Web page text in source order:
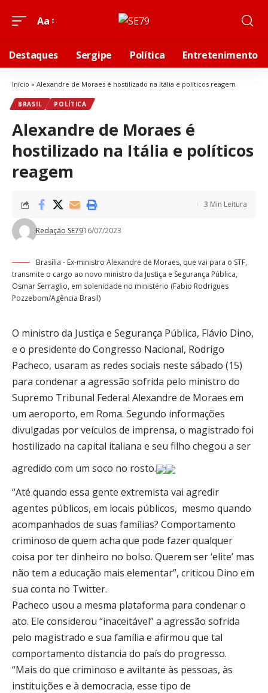
Aa
Destaques Sergipe Política Entretenimento
Início » Alexandre de Moraes é hostilizado na Itália e políticos reagem
BRASIL POLÍTICA
Alexandre de Moraes é
hostilizado na Itália e políticos
reagem
Redação SE7916/07/2023
3 Min Leitura
Brasília - Ex-ministro Alexandre de Moraes, que vai para o STF,
transmite o cargo ao novo ministro da Justiça e Segurança Pública,
Osmar Serraglio, em solenidade no ministério (Fabio Rodrigues
Pozzebom/Agência Brasil)
O ministro da Justiça e Segurança Pública, Flávio Dino,
e o presidente do Congresso Nacional, Rodrigo
Pacheco, usaram as redes sociais neste sábado (15)
para condenar a agressão sofrida pelo ministro do
Supremo Tribunal Federal Alexandre de Moraes em
um aeroporto, em Roma. Segundo informações
divulgadas por veículos de imprensa, o magistrado foi
hostilizado na capital italiana e seu filho chegou a ser
agredido com um soco no rosto.
“Até quando essa gente extremista vai agredir
agentes públicos, em locais públicos, mesmo quando
acompanhados de suas famílias? Comportamento
criminoso de quem acha que pode fazer qualquer
coisa por ter dinheiro no bolso. Querem ser ‘elite’ mas
não tem a educação mais elementar”, criticou Dino em
sua conta no Twitter.
Pacheco usou a mesma plataforma para condenar o
ato. Ele considerou “inaceitável” a agressão sofrida
pelo magistrado e sua família e afirmou que tal
comportamento distancia do país do progresso.
“Mais do que criminoso e aviltante às pessoas, às
instituições e à democracia, esse tipo de